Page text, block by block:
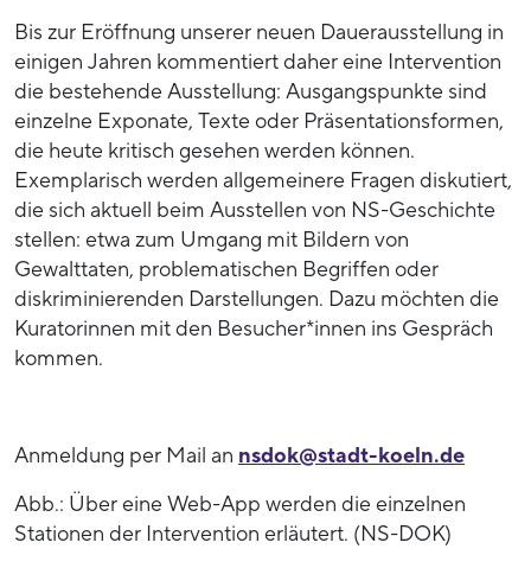
Bis zur Eröffnung unserer neuen Dauerausstellung in
einigen Jahren kommentiert daher eine Intervention
die bestehende Ausstellung: Ausgangspunkte sind
einzelne Exponate, Texte oder Präsentationsformen,
die heute kritisch gesehen werden können.
Exemplarisch werden allgemeinere Fragen diskutiert,
die sich aktuell beim Ausstellen von NS-Geschichte
stellen: etwa zum Umgang mit Bildern von
Gewalttaten, problematischen Begriffen oder
diskriminierenden Darstellungen. Dazu möchten die
Kuratorinnen mit den Besucher*innen ins Gespräch
kommen.
Anmeldung per Mail an nsdok@stadt-koeln.de
Abb.: Über eine Web-App werden die einzelnen
Stationen der Intervention erläutert. (NS-DOK)